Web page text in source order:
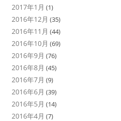
2017年1月 (1)
2016年12月 (35)
2016年11月 (44)
2016年10月 (69)
2016年9月 (76)
2016年8月 (45)
2016年7月 (9)
2016年6月 (39)
2016年5月 (14)
2016年4月 (7)